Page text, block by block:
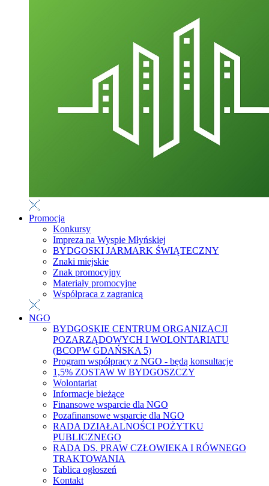
Promocja
Konkursy
Impreza na Wyspie Młyńskiej
BYDGOSKI JARMARK ŚWIĄTECZNY
Znaki miejskie
Znak promocyjny
Materiały promocyjne
Współpraca z zagranicą
NGO
BYDGOSKIE CENTRUM ORGANIZACJI
POZARZĄDOWYCH I WOLONTARIATU
(BCOPW GDAŃSKA 5)
Program współpracy z NGO - będą konsultacje
1,5% ZOSTAW W BYDGOSZCZY
Wolontariat
Informacje bieżące
Finansowe wsparcie dla NGO
Pozafinansowe wsparcie dla NGO
RADA DZIAŁALNOŚCI POŻYTKU
PUBLICZNEGO
RADA DS. PRAW CZŁOWIEKA I RÓWNEGO
TRAKTOWANIA
Tablica ogłoszeń
Kontakt